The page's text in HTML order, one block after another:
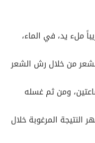
ملء يد، في الماء،
من خلال رش الشعر
ومن ثم غسله
المرغوبة خلال